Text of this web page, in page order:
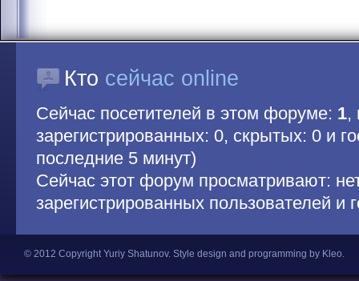
Кто сейчас online
Сейчас посетителей в этом форуме: 1,
зарегистрированных: 0, скрытых: 0 и
последние 5 минут)
Сейчас этот форум просматривают:
зарегистрированных пользователей и
© 2012 Copyright Yuriy Shatunov. Style design and programming by Kleo.